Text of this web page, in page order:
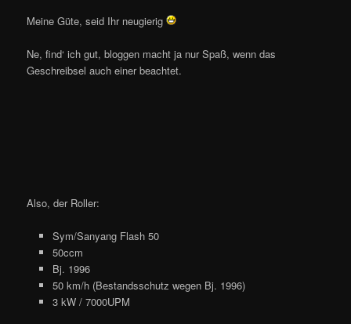
Meine Güte, seid Ihr neugierig
Ne, find‘ ich gut, bloggen macht ja nur Spaß, wenn das
Geschreibsel auch einer beachtet.
Also, der Roller:
Sym/Sanyang Flash 50
50ccm
Bj. 1996
50 km/h (Bestandsschutz wegen Bj. 1996)
3 kW / 7000UPM